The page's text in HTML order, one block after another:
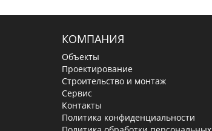
КОМПАНИЯ
Объекты
Проектирование
Строительство и монтаж
Сервис
Контакты
Политика конфиденциальности